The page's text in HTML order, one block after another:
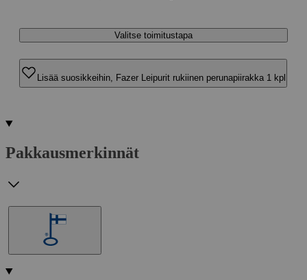
Valitse toimitustapa
Lisää suosikkeihin, Fazer Leipurit rukiinen perunapiirakka 1 kpl
Pakkausmerkinnät